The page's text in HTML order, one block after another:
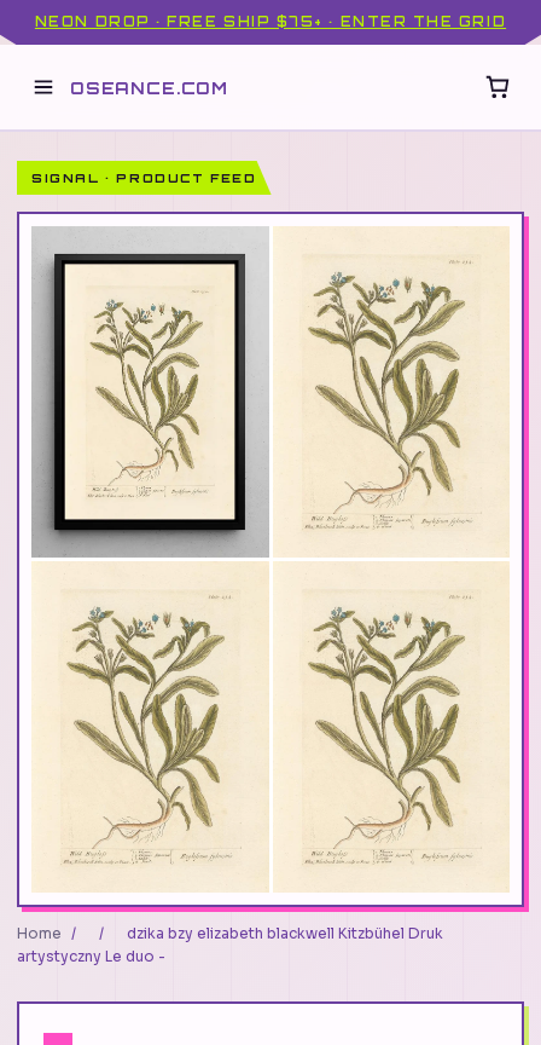
NEON DROP · FREE SHIP $75+ · ENTER THE GRID
OSEANCE.COM
SIGNAL · PRODUCT FEED
Home / /
dzika bzy elizabeth blackwell Kitzbühel Druk
artystyczny Le duo -